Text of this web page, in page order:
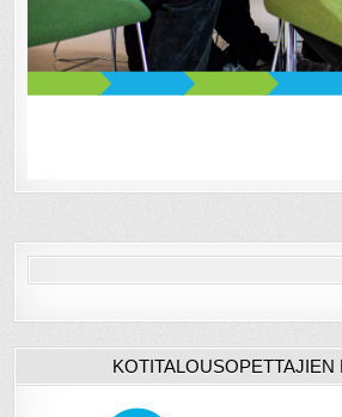
KOTITALOUSOPETTAJIEN